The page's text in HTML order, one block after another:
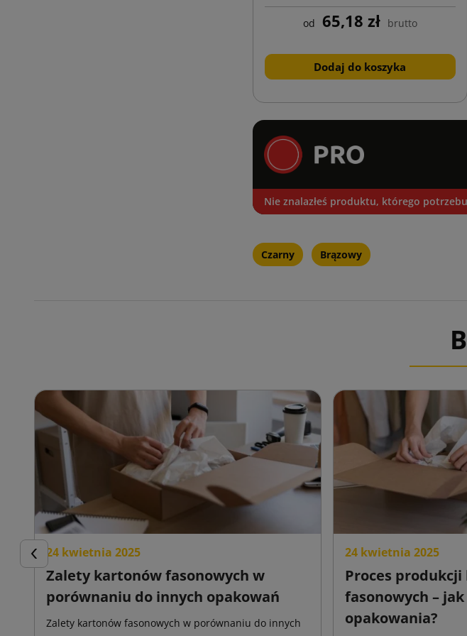
od 65,18 zł brutto
Dodaj do koszyka
Nie znalazłeś produktu, którego
Czarny Brązowy
Poprzedni
24 kwietnia 2025
Zalety kartonów fasonowych w
porównaniu do innych opakowań
Zalety kartonów fasonowych w porównaniu do innych
24 kwietnia 2025
Proces
fasonowych –
opakowania?